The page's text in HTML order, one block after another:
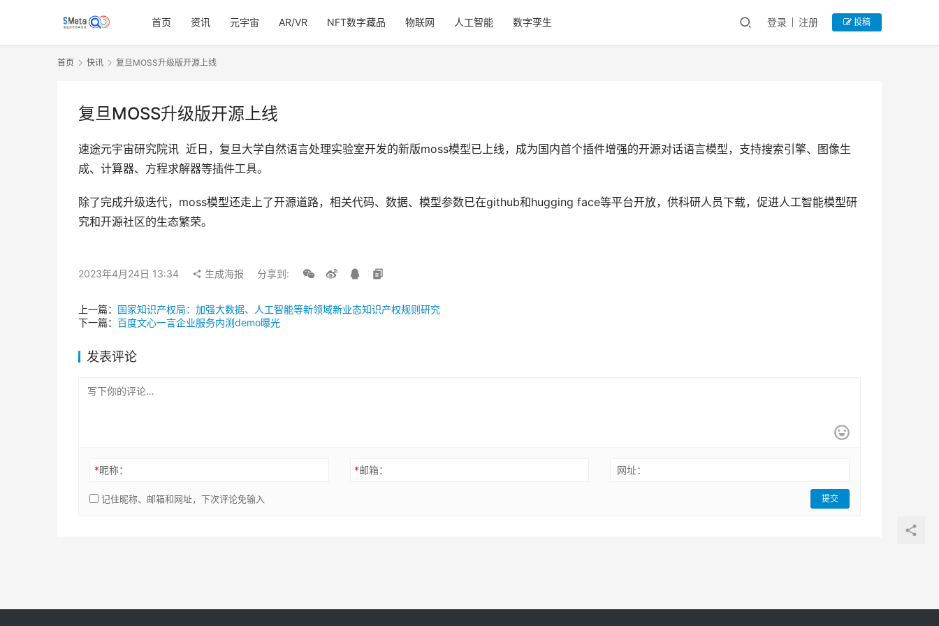
首页 资讯 元宇宙 AR/VR NFT数字藏品 物联网 人工智能 数字孪生 登录 注册 投稿
首页 快讯 复旦MOSS升级版开源上线
复旦MOSS升级版开源上线
速途元宇宙研究院讯  近日，复旦大学自然语言处理实验室开发的新版moss模型已上线，成为国内首个插件增强的开源对话语言模型，支持搜索引擎、图像生
成、计算器、方程求解器等插件工具。
除了完成升级迭代，moss模型还走上了开源道路，相关代码、数据、模型参数已在github和hugging face等平台开放，供科研人员下载，促进人工智能模型研
究和开源社区的生态繁荣。
2023年4月24日 13:34 生成海报 分享到:
上一篇： 国家知识产权局：加强大数据、人工智能等新领域新业态知识产权规则研究
下一篇： 百度文心一言企业服务内测demo曝光
发表评论
*昵称： *邮箱： 网址：
记住昵称、邮箱和网址，下次评论免输入 提交